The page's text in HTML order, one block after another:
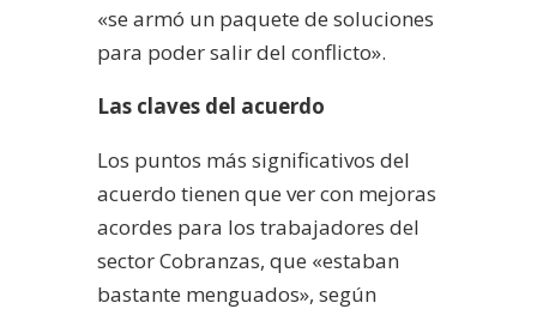
«se armó un paquete de soluciones
para poder salir del conflicto».
Las claves del acuerdo
Los puntos más significativos del
acuerdo tienen que ver con mejoras
acordes para los trabajadores del
sector Cobranzas, que «estaban
bastante menguados», según